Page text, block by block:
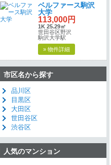
ベルファース駒沢
大学
113,000円
1K 25.29㎡
世田谷区野沢
駒沢大学駅
» 物件詳細
市区名から探す
品川区
目黒区
大田区
世田谷区
渋谷区
人気のマンション